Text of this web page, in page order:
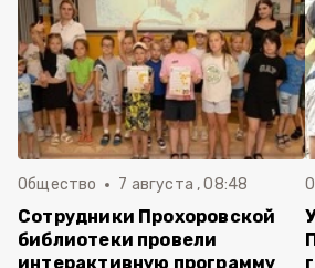
Общество 7 августа , 08:48
Сотрудники Прохоровской
библиотеки провели
интерактивную программу